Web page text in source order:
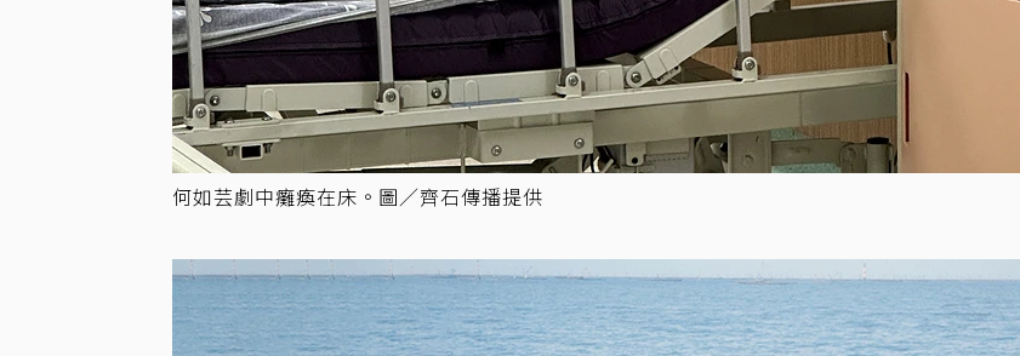
何如芸劇中癱瘓在床。圖／齊石傳播提供